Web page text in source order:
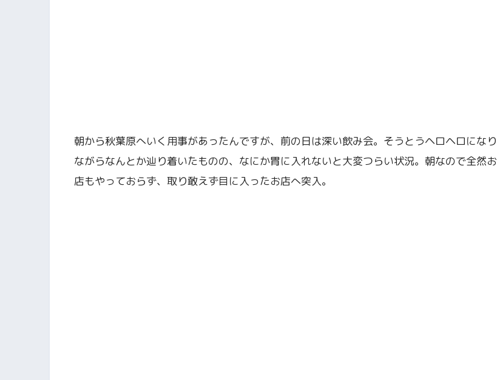
朝から秋葉原へいく用事があったんですが、前の日は深い飲み会。そうとうヘロヘロになり
ながらなんとか辿り着いたものの、なにか胃に入れないと大変つらい状況。朝なので全然お
店もやっておらず、取り敢えず目に入ったお店へ突入。